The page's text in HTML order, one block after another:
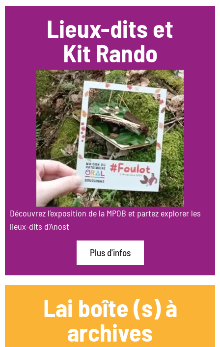
Lieux-dits et
Kit Rando
Découvrez l’exposition de la MPOB et partez explorer les
lieux-dits d’Anost
Plus d'infos
Lai boîte (s) à
archives